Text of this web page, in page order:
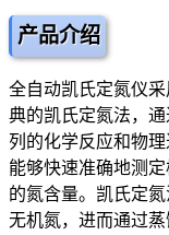
产品介绍
全自动凯氏定氮仪
典的凯氏定氮法，通
列的化学反应和物理
能够快速准确地测
的氮含量。凯氏定
无机氮，进而通过